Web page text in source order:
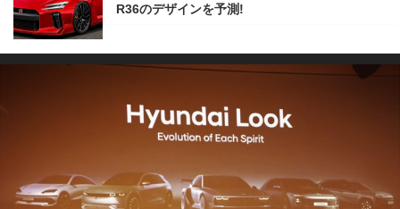
R36のデザインを予測!